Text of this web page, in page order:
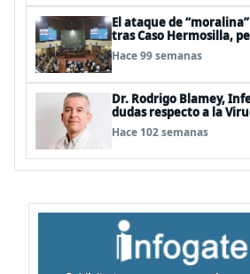
El ataque de
tras Caso Hermosilla,
son los peor evaluados
Hace 99 semanas
Dr. Rodrigo Blamey,
dudas respecto a la Viruela
(MPOX)
Hace 102 semanas